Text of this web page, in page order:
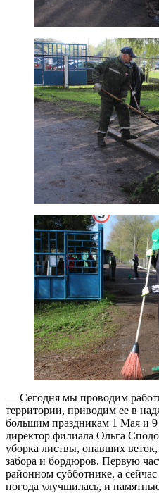
— Сегодня мы проводим
территории, приводим ее в
большим праздникам 1 Мая и
директор филиала Ольга
уборка листвы, опавших
забора и бордюров. Первую
районном субботнике, а
погода улучшилась, и